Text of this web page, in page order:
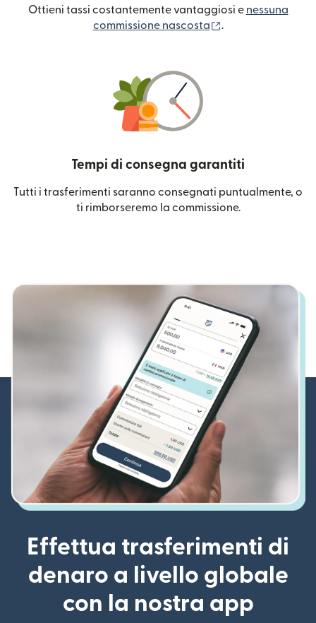
Ottieni tassi costantemente vantaggiosi e nessuna
commissione nascosta
.
Tempi di consegna garantiti
Tutti i trasferimenti saranno consegnati puntualmente, o
ti rimborseremo la commissione.
Effettua trasferimenti di
denaro a livello globale
con la nostra app